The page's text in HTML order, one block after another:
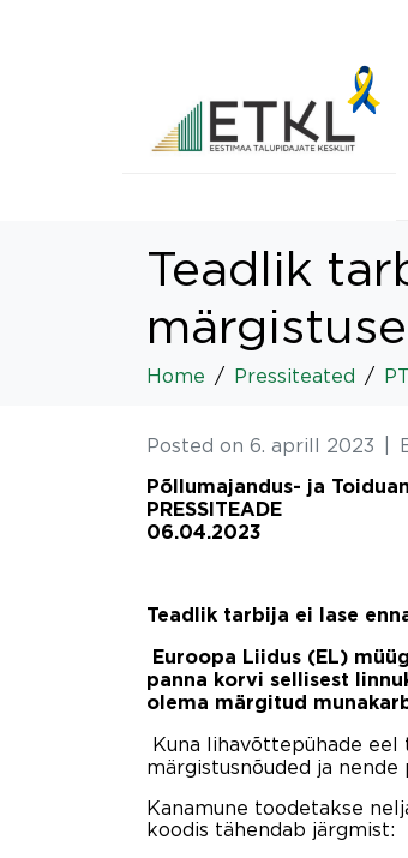
Teadlik
Home Pressiteated
Posted on 6. aprill 2023
Põllumajandus- ja
PRESSITEADE
06.04.2023
Teadlik tarbija ei lase
Euroopa Liidus (EL)
panna korvi sellisest
olema märgitud
Kuna lihavõttepühade eel
märgistusnõuded ja
Kanamune toodetakse
koodis tähendab järgmist: